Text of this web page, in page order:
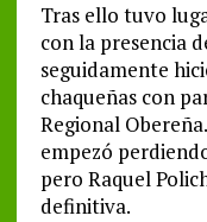
Tras ello tuvo
con la presencia
seguidamente
chaqueñas con
Regional
empezó
pero Raquel
definitiva.